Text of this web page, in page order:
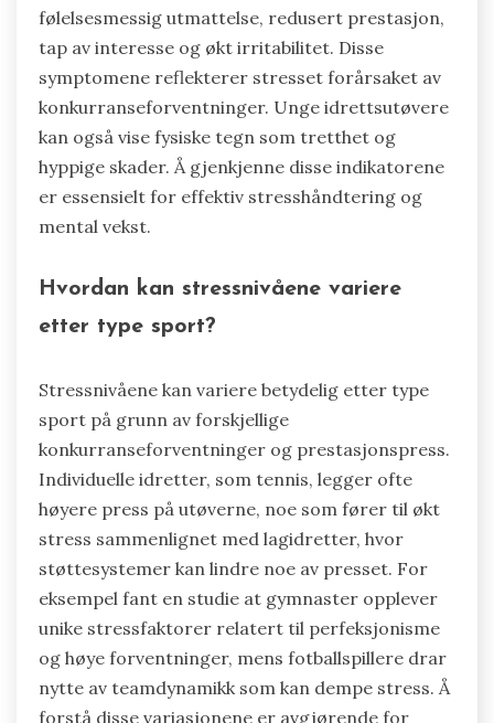
følelsesmessig utmattelse, redusert prestasjon,
tap av interesse og økt irritabilitet. Disse
symptomene reflekterer stresset forårsaket av
konkurranseforventninger. Unge idrettsutøvere
kan også vise fysiske tegn som tretthet og
hyppige skader. Å gjenkjenne disse indikatorene
er essensielt for effektiv stresshåndtering og
mental vekst.
Hvordan kan stressnivåene variere
etter type sport?
Stressnivåene kan variere betydelig etter type
sport på grunn av forskjellige
konkurranseforventninger og prestasjonspress.
Individuelle idretter, som tennis, legger ofte
høyere press på utøverne, noe som fører til økt
stress sammenlignet med lagidretter, hvor
støttesystemer kan lindre noe av presset. For
eksempel fant en studie at gymnaster opplever
unike stressfaktorer relatert til perfeksjonisme
og høye forventninger, mens fotballspillere drar
nytte av teamdynamikk som kan dempe stress. Å
forstå disse variasjonene er avgjørende for